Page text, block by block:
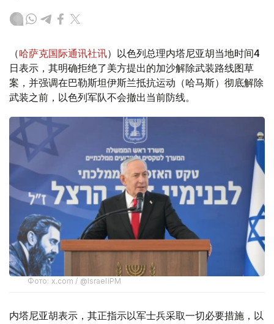
（哈萨克国际通讯社讯）以色列总理内塔尼亚胡当地时间4
日表示，其明确拒绝了美方提出的加沙解除武装路线图草
案，并强调在巴勒斯坦伊斯兰抵抗运动（哈马斯）彻底解除
武装之前，以色列军队不会撤出当前防线。
Фото: x.com / @IsraeliPM
内塔尼亚胡表示，其正指示以军士兵采取一切必要措施，以